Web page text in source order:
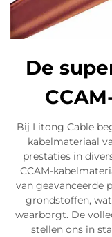
De
Bij Litong Cable
kabelmateriaal
prestaties in
CCAM-
van geavanceerde
grondstoffen,
waarborgt. De
stellen ons in